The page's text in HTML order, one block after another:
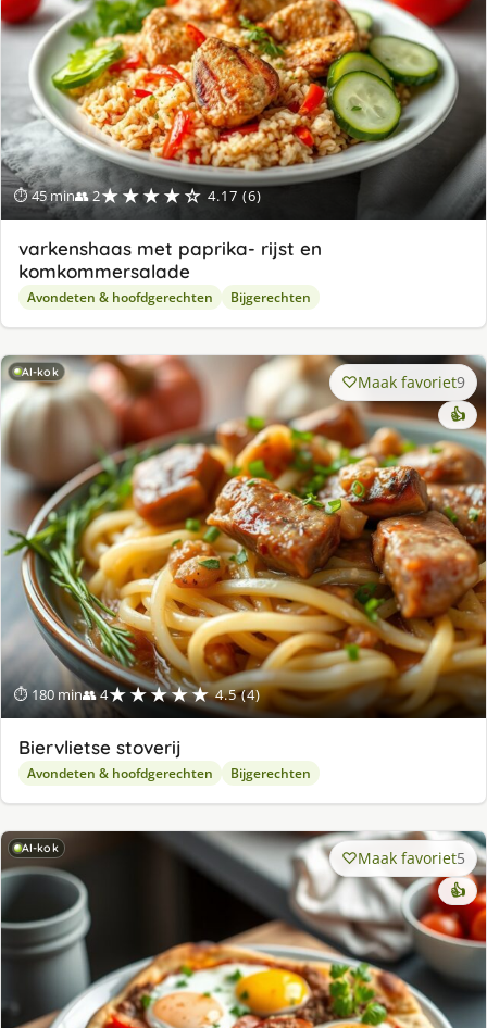
⏱ 45 min👥 2★★★★☆ 4.17 (6)
varkenshaas met paprika- rijst en
komkommersalade
Avondeten & hoofdgerechten Bijgerechten
AI-kok
⏱ 180 min👥 4★★★★★ 4.5 (4)
Maak favoriet9
👍
Biervlietse stoverij
Avondeten & hoofdgerechten Bijgerechten
AI-kok Maak favoriet5
👍